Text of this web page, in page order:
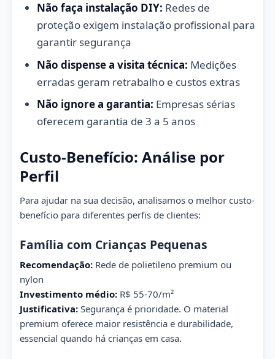
Não faça instalação DIY: Redes de
proteção exigem instalação profissional para
garantir segurança
Não dispense a visita técnica: Medições
erradas geram retrabalho e custos extras
Não ignore a garantia: Empresas sérias
oferecem garantia de 3 a 5 anos
Custo-Benefício: Análise por
Perfil
Para ajudar na sua decisão, analisamos o melhor custo-
benefício para diferentes perfis de clientes:
Família com Crianças Pequenas
Recomendação: Rede de polietileno premium ou
nylon
Investimento médio: R$ 55-70/m²
Justificativa: Segurança é prioridade. O material
premium oferece maior resistência e durabilidade,
essencial quando há crianças em casa.